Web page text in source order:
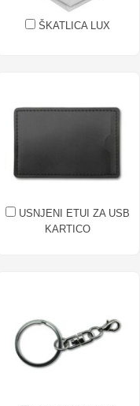
ŠKATLICA LUX
USNJENI ETUI ZA USB
KARTICO